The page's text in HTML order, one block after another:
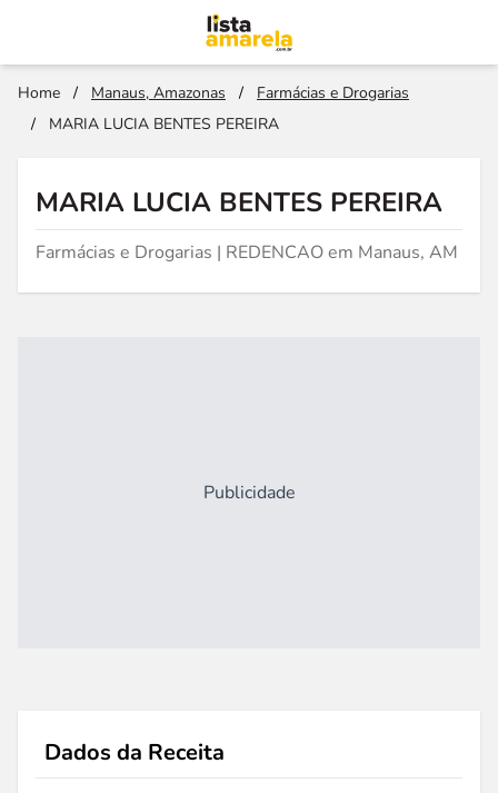
Home / Manaus, Amazonas /
Farmácias e Drogarias
/
MARIA LUCIA BENTES PEREIRA
MARIA LUCIA BENTES PEREIRA
Farmácias e Drogarias | REDENCAO em Manaus, AM
Publicidade
Dados da Receita